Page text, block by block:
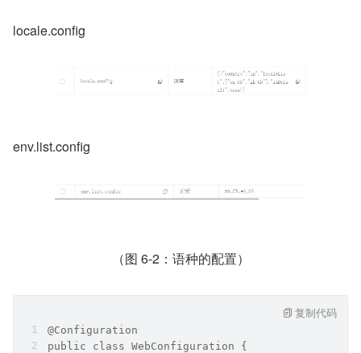
locale.config
env.list.config
（图 6-2：语种的配置）
@Configuration
public class WebConfiguration {
复制代码